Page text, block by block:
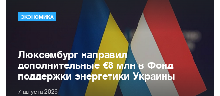
ЭКОНОМИКА
Люксембург направил
дополнительные €8 млн в Фонд
поддержки энергетики Украины
7 августа 2026